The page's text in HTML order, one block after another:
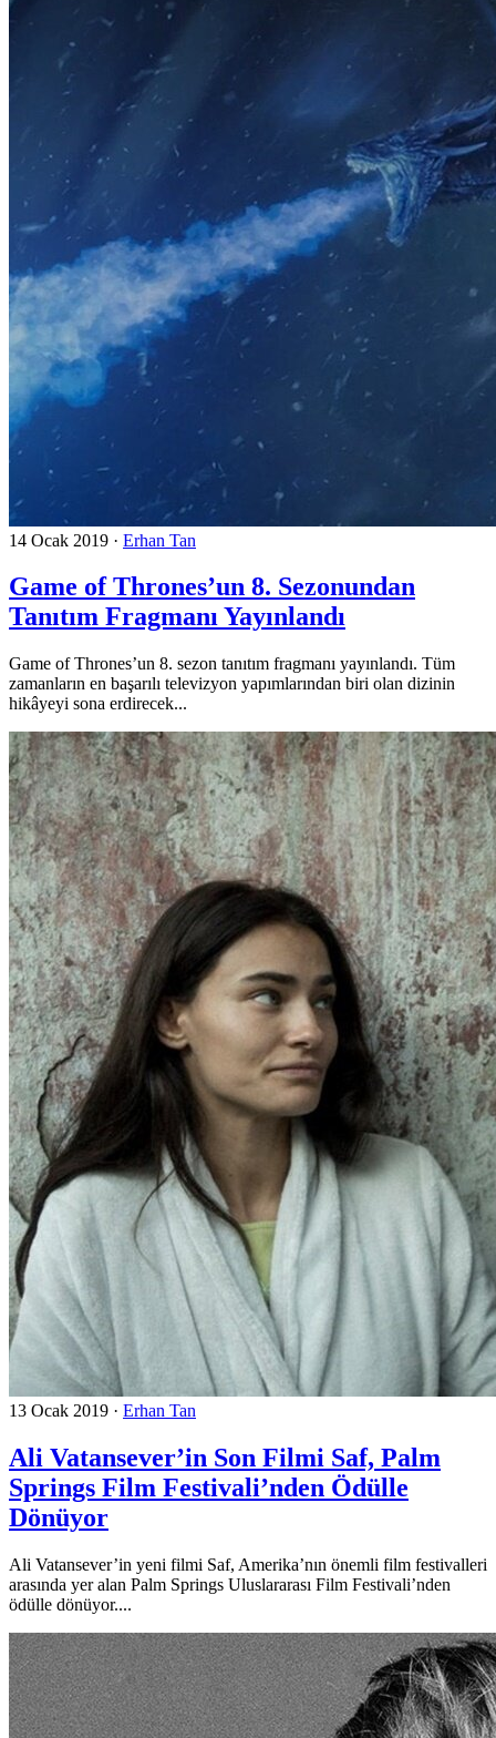
14 Ocak 2019 · Erhan Tan
Game of Thrones’un 8. Sezonundan
Tanıtım Fragmanı Yayınlandı
Game of Thrones’un 8. sezon tanıtım fragmanı yayınlandı. Tüm
zamanların en başarılı televizyon yapımlarından biri olan dizinin
hikâyeyi sona erdirecek...
13 Ocak 2019 · Erhan Tan
Ali Vatansever’in Son Filmi Saf, Palm
Springs Film Festivali’nden Ödülle
Dönüyor
Ali Vatansever’in yeni filmi Saf, Amerika’nın önemli film festivalleri
arasında yer alan Palm Springs Uluslararası Film Festivali’nden
ödülle dönüyor....